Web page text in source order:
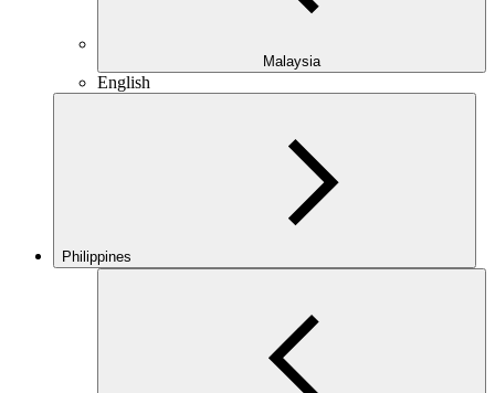
Malaysia
English
Philippines